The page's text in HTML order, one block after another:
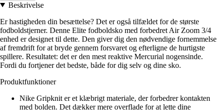
Beskrivelse
Er hastigheden din besættelse? Det er også tilfældet for de største
fodboldstjerner. Denne Elite fodboldsko med forbedret Air Zoom 3/4
enhed er designet til dette. Den giver dig den nødvendige fornemmelse
af fremdrift for at bryde gennem forsvaret og efterligne de hurtigste
spillere. Resultatet: det er den mest reaktive Mercurial nogensinde.
Fordi du fortjener det bedste, både for dig selv og dine sko.
Produktfunktioner
Nike Gripknit er et klæbrigt materiale, der forbedrer kontakten
med bolden. Det dækker mere overflade for at lette dine